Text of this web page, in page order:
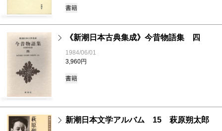
書籍
《新潮日本古典集成》今昔物語集 四
1984/06/01
3,960円
書籍
新潮日本文学アルバム 15 萩原朔太郎